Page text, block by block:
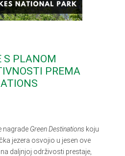
S PLANOM
PREMA
nagrade Green Destinationskoju
jezera osvojio u jesen ove
daljnjoj održivosti prestaje,